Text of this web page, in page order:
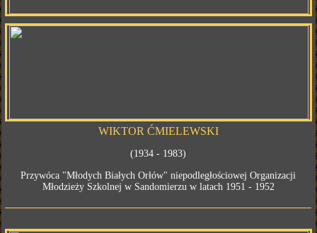
WIKTOR ĆMIELEWSKI
(1934 - 1983)
Przywóca "Młodych Białych Orłów" niepodległościowej Organizacji
Młodzieży Szkolnej w Sandomierzu w latach 1951 - 1952